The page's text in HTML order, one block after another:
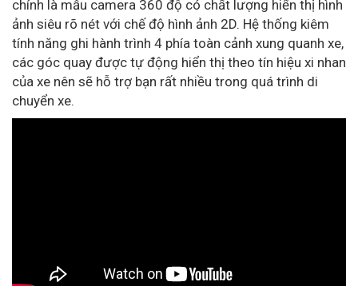
chính là mẫu camera 360 độ có chất lượng hiển thị hình
ảnh siêu rõ nét với chế độ hình ảnh 2D. Hệ thống kiêm
tính năng ghi hành trình 4 phía toàn cảnh xung quanh xe,
các góc quay được tự động hiển thị theo tín hiệu xi nhan
của xe nên sẽ hỗ trợ bạn rất nhiều trong quá trình di
chuyển xe.